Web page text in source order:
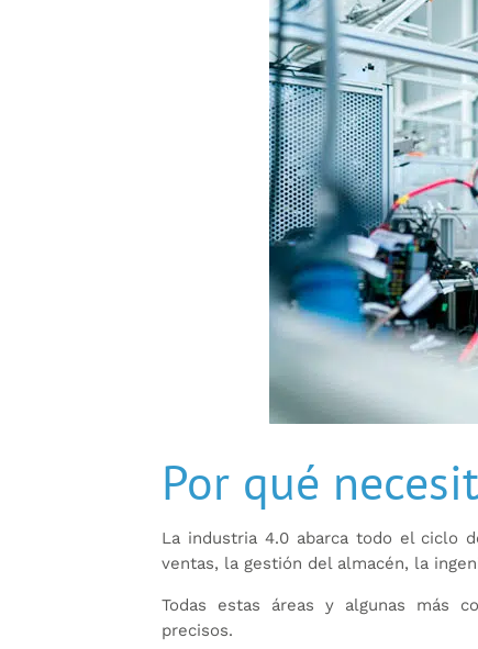
Por qué
La industria 4.0 abarca todo el ciclo
ventas, la gestión del almacén, la
Todas estas áreas y algunas más
precisos.